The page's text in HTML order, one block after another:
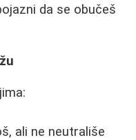
da se obučeš
ali ne neutrališe